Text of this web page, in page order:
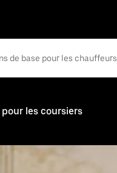
de base pour les chauffeurs
les coursiers